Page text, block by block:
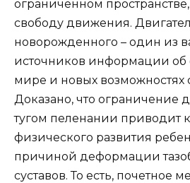
ограниченном
свободу движения.
новорожденного – один из
источников информации
мире и новых возможностях
Доказано, что ограничение
тугом пеленании приводит
физического развития
причиной деформации
суставов. То есть, почетное